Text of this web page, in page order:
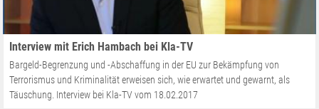
Interview mit Erich Hambach bei Kla-TV
Bargeld-Begrenzung und -Abschaffung in der EU zur Bekämpfung von
Terrorismus und Kriminalität erweisen sich, wie erwartet und gewarnt, als
Täuschung. Interview bei Kla-TV vom 18.02.2017